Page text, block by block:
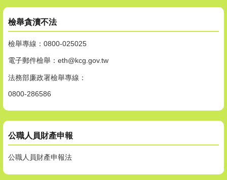
檢舉貪瀆不法
檢舉專線：0800-025025
電子郵件檢舉：eth@kcg.gov.tw
法務部廉政署檢舉專線：
0800-286586
公職人員財產申報
公職人員財產申報法